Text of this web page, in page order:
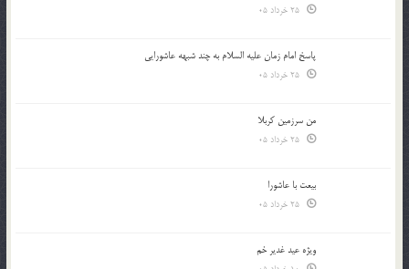
پاسخ امام زمان علیه السلام به چند شبهه عاشورایی
من سرزمین کربلا
بیعت با عاشورا
ویژه عید غدیر خم